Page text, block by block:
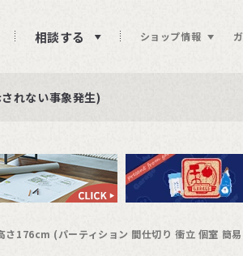
相談する ショップ情報
おります
れない事象発生)
さ176cm (パーティション 間仕切り 衝立 個室 簡易